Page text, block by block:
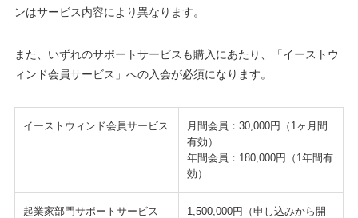
ンはサービス内容により異なります。
また、いずれのサポートサービスも購入にあたり、「イーストウ
ィンド会員サービス」への入会が必須になります。
イーストウィンド会員サービス
月間会員：30,000円（1ヶ月間
有効）
年間会員：180,000円（1年間有
効）
起業家部門サポートサービス
1,500,000円（申し込みから開